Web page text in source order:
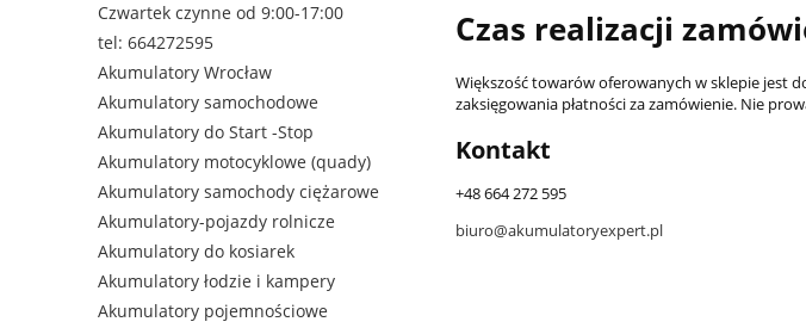
Czwartek czynne od 9:00-17:00
tel: 664272595
Akumulatory Wrocław
Akumulatory samochodowe
Akumulatory do Start -Stop
Akumulatory motocyklowe (quady)
Akumulatory samochody ciężarowe
Akumulatory-pojazdy rolnicze
Akumulatory do kosiarek
Akumulatory łodzie i kampery
Akumulatory pojemnościowe
Czas realizacji
Większość towarów oferowanych w sklepie jest
zaksięgowania płatności za zamówienie. Nie
Kontakt
+48 664 272 595
biuro@akumulatoryexpert.pl